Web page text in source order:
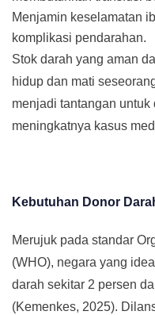
Menjamin keselamatan
komplikasi pendarahan.
Stok darah yang aman
hidup dan mati
menjadi tantangan
meningkatnya kasus
Kebutuhan Donor
Merujuk pada standar
(WHO), negara yang
darah sekitar 2 persen
(Kemenkes, 2025).